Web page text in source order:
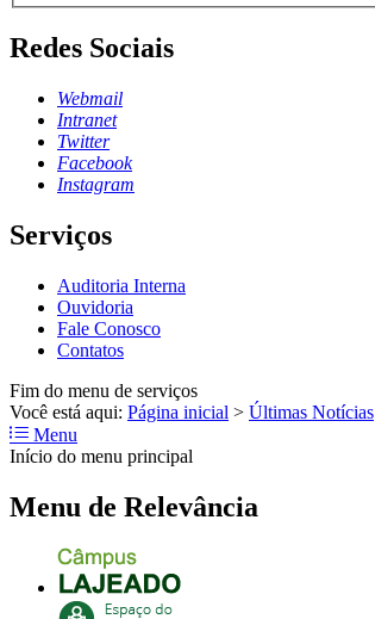
Redes Sociais
Webmail
Intranet
Twitter
Facebook
Instagram
Serviços
Auditoria Interna
Ouvidoria
Fale Conosco
Contatos
Fim do menu de serviços
Você está aqui: Página inicial > Últimas Notícias
Menu
Início do menu principal
Menu de Relevância